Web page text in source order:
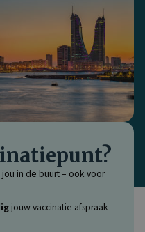
in de buurt – ook voor
jouw vaccinatie afspraak